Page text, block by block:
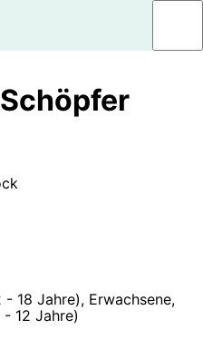
18 Jahre), Erwachsene,
12 Jahre)